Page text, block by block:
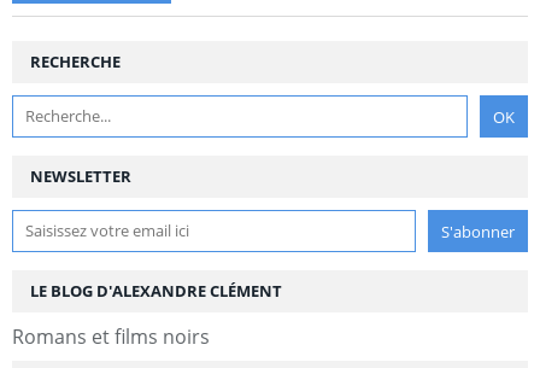
NEWSLETTER
RECHERCHE
LE BLOG D'ALEXANDRE CLÉMENT
Romans et films noirs